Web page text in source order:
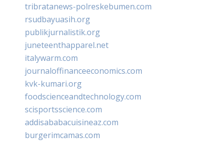
tribratanews-polreskebumen.com
rsudbayuasih.org
publikjurnalistik.org
juneteenthapparel.net
italywarm.com
journaloffinanceeconomics.com
kvk-kumari.org
foodscienceandtechnology.com
scisportsscience.com
addisababacuisineaz.com
burgerimcamas.com